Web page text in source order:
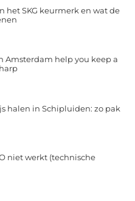
het SKG keurmerk en wat de
Amsterdam help you keep a
halen in Schipluiden: zo pak
niet werkt (technische